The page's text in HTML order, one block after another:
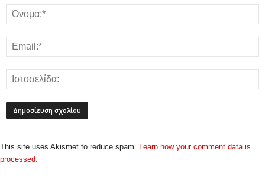
This site uses Akismet to reduce spam. Learn how your comment data is
processed.